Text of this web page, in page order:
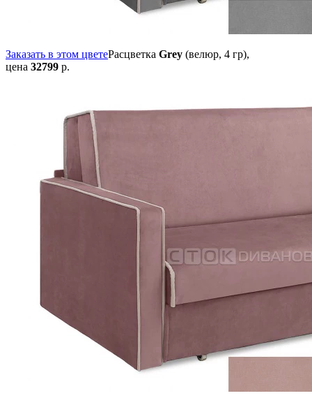
Заказать в этом цветеРасцветка Grey (велюр, 4 гр),
цена 32799 р.